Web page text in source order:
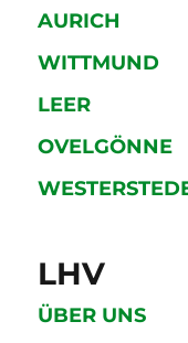
AURICH
WITTMUND
LEER
OVELGÖNNE
LHV
ÜBER UNS